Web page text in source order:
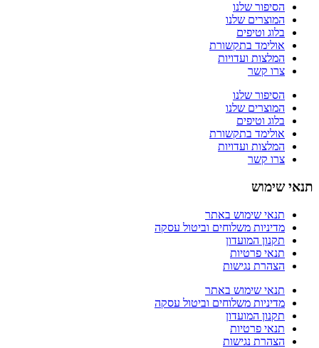
הסיפור שלנו
המוצרים שלנו
בלוג וטיפים
אולימד בתקשורת
המלצות ועדויות
צרו קשר
הסיפור שלנו
המוצרים שלנו
בלוג וטיפים
אולימד בתקשורת
המלצות ועדויות
צרו קשר
תנאי שימוש
תנאי שימוש באתר
מדיניות משלוחים וביטול עסקה
תקנון המועדון
תנאי פרטיות
הצהרת נגישות
תנאי שימוש באתר
מדיניות משלוחים וביטול עסקה
תקנון המועדון
תנאי פרטיות
הצהרת נגישות